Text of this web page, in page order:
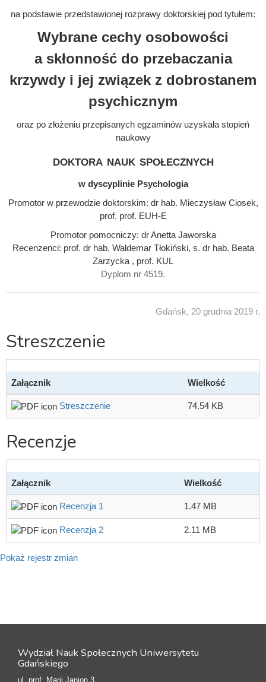
na podstawie przedstawionej rozprawy doktorskiej pod tytułem:
Wybrane cechy osobowości
a skłonność do przebaczania
krzywdy i jej związek z dobrostanem
psychicznym
oraz po złożeniu przepisanych egzaminów uzyskała stopień
naukowy
doktora nauk społecznych
w dyscyplinie Psychologia
Promotor w przewodzie doktorskim: dr hab. Mieczysław Ciosek,
prof. prof. EUH-E
Promotor pomocniczy: dr Anetta Jaworska
Recenzenci: prof. dr hab. Waldemar Tłokiński, s. dr hab. Beata
Zarzycka , prof. KUL
Dyplom nr 4519.
Gdańsk, 20 grudnia 2019 r.
Streszczenie
Załącznik Wielkość
Streszczenie 74.54 KB
Recenzje
Załącznik Wielkość
Recenzja 1 1.47 MB
Recenzja 2 2.11 MB
Pokaż rejestr zmian
Wydział Nauk Społecznych Uniwersytetu
Gdańskiego
ul. prof. Marii Janion 3